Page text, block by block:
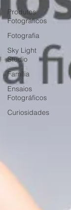
Produtos
Fotográficos
Fotografia
Sky Light
Studio
Família
Ensaios
Fotográficos
Curiosidades